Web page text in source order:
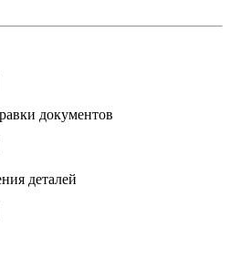
документов
деталей